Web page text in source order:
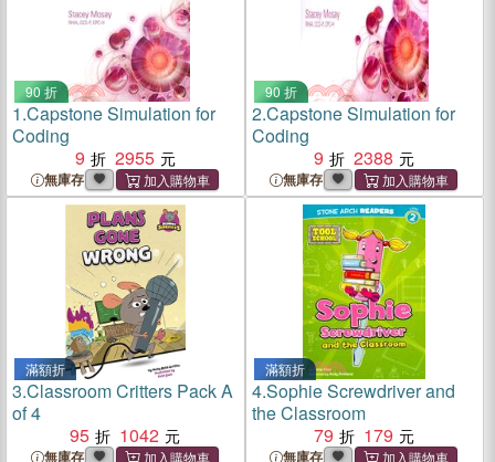
90 折
1.Capstone Simulation for
Coding
9
2955
無庫存
90 折
2.Capstone Simulation for
Coding
9
2388
無庫存
滿額折
3.Classroom Critters Pack A
of 4
95
1042
無庫存
滿額折
4.Sophie Screwdriver and
the Classroom
79
179
無庫存